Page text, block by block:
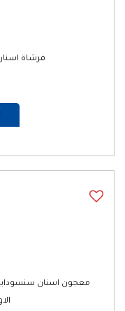
فرشاة اسنان